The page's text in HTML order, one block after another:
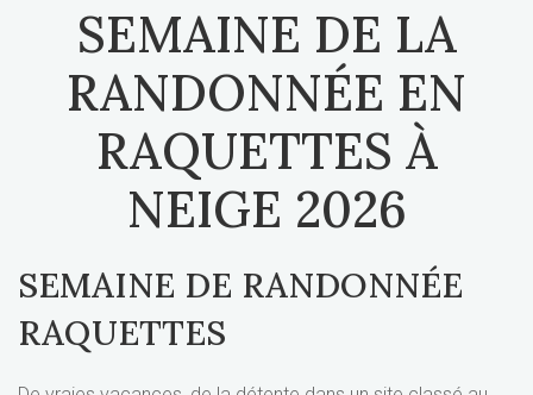
SEMAINE DE LA
RANDONNÉE EN
RAQUETTES À
NEIGE 2026
SEMAINE DE RANDONNÉE
RAQUETTES